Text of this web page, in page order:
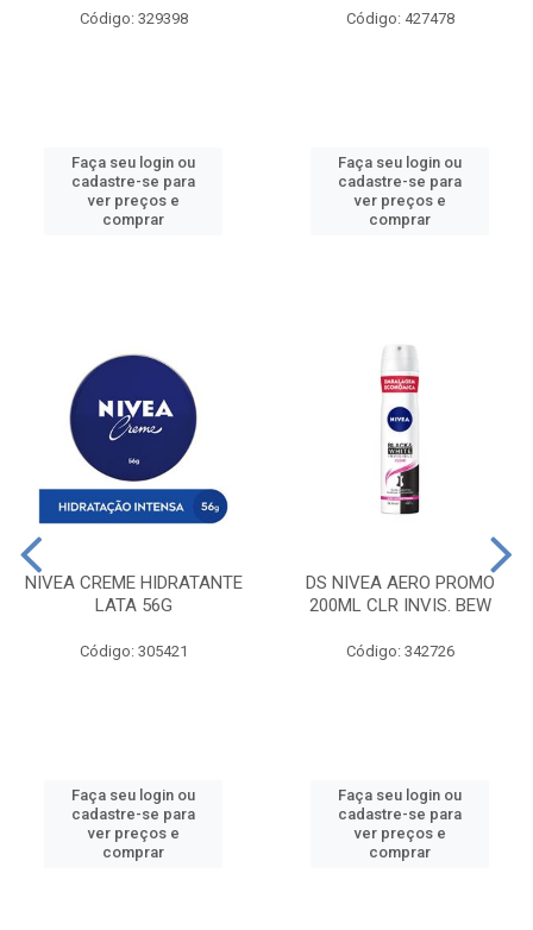
Código: 329398
Faça seu login ou
cadastre-se para
ver preços e
comprar
Código: 427478
Faça seu login ou
cadastre-se para
ver preços e
comprar
NIVEA CREME HIDRATANTE
LATA 56G
Código: 305421
Faça seu login ou
cadastre-se para
ver preços e
comprar
DS NIVEA AERO PROMO
200ML CLR INVIS. BEW
Código: 342726
Faça seu login ou
cadastre-se para
ver preços e
comprar